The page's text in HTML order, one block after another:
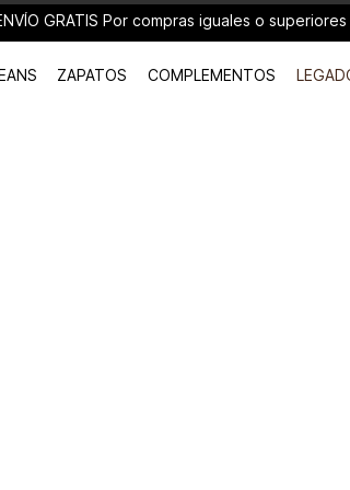
GRATIS Por compras iguales o
ZAPATOS COMPLEMENTOS